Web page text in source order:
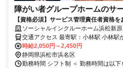
障がい者グループホームのサ
【資格必須】サービス管理責任者資格
みOK/残業ほぼなし！家庭や私生活と無
ソーシャルインクルーホーム浜松新原
交通アクセス 最寄駅：小林駅 小林駅から徒歩14分 美薗中央公園駅か
ら徒歩17分
時給2,050円～2,450円
静岡県浜松市浜名区
勤務時間 シフト制 ＜ 勤務時間は以